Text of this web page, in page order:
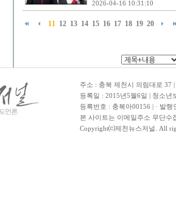
2026-04-16 10:31:10
11 12 13 14 15 16 17 18 19 20
주소 : 충북 제천시 의림대로 37
등록일 : 2015년5월6일 | 청소
등록번호 : 충북아00156 | · 발
본 사이트는 이메일주소 무단수
Copyright⒞제천뉴스저널. All